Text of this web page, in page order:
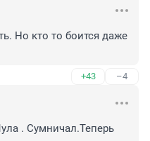
Но кто то боится даже
+43 –4
. Сумничал.Теперь